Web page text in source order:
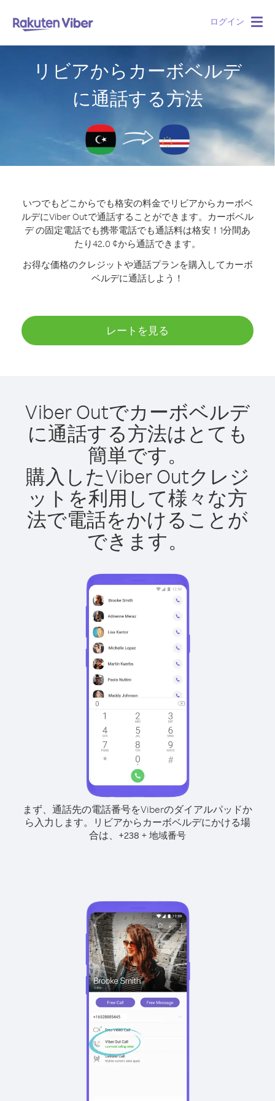
ログイン
リビアからカーボベルデ
に通話する方法
いつでもどこからでも格安の料金でリビアからカーボベ
ルデにViber Outで通話することができます。
カーボベル
デ の固定電話でも携帯電話でも通話料は格安！1分間あ
たり42.0 ¢から通話できます。
お得な価格のクレジットや通話プランを購入してカーボ
ベルデに通話しよう！
レートを見る
Viber Outでカーボベルデ
に通話する方法はとても
簡単です。
購入したViber Outクレジ
ットを利用して様々な方
法で電話をかけることが
できます。
まず、通話先の電話番号をViberのダイアルパッドか
ら入力します。
リビアからカーボベルデにかける場
合は、 +238 + 地域番号